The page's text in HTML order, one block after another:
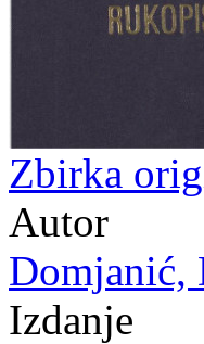
Zbirka
Autor
Domjanić,
Izdanje